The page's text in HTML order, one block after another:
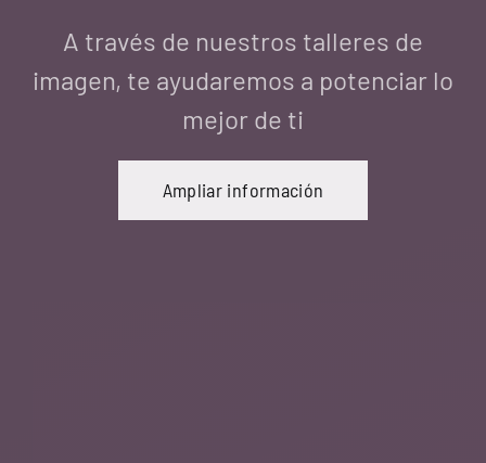
DESCÚBRETE - Psicología aplicada a la
imagen personal.
Ampliar información